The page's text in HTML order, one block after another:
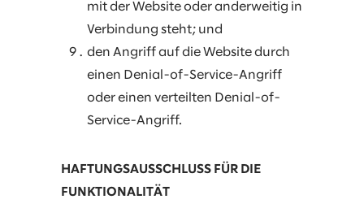
mit der Website oder anderweitig in
Verbindung steht; und
den Angriff auf die Website durch
einen Denial-of-Service-Angriff
oder einen verteilten Denial-of-
Service-Angriff.
HAFTUNGSAUSSCHLUSS FÜR DIE
FUNKTIONALITÄT